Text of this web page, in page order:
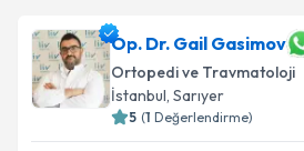
Op. Dr. Gail Gasimov
Ortopedi ve Travmatoloji
İstanbul, Sarıyer
5 (1 Değerlendirme)